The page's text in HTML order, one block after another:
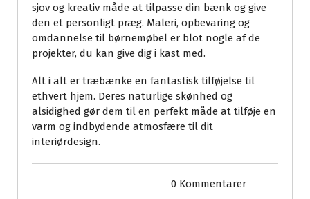
sjov og kreativ måde at tilpasse din bænk og give
den et personligt præg. Maleri, opbevaring og
omdannelse til børnemøbel er blot nogle af de
projekter, du kan give dig i kast med.
Alt i alt er træbænke en fantastisk tilføjelse til
ethvert hjem. Deres naturlige skønhed og
alsidighed gør dem til en perfekt måde at tilføje en
varm og indbydende atmosfære til dit
interiørdesign.
0 Kommentarer